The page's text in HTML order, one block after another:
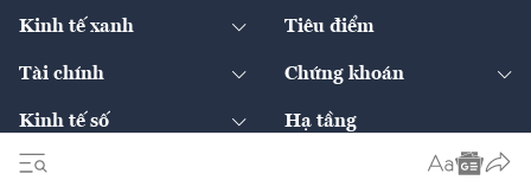
Kinh tế xanh Tiêu điểm
Tài chính
Ngân hàng
Chứng khoán
Doanh nghiệp niêm yết
Kinh tế số
Sản phẩm - Thị trường
Hạ tầng
Bất động sản